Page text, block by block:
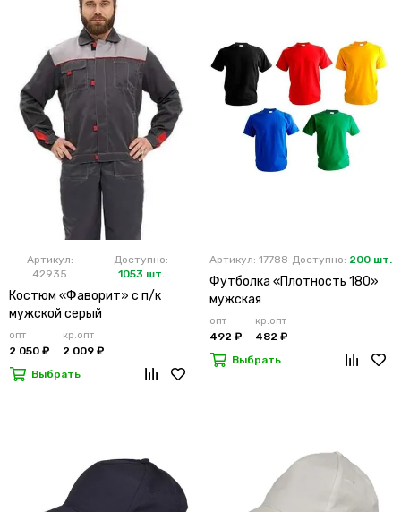
Артикул:
42935
Доступно:
1053 шт.
Костюм «Фаворит» с п/к
мужской серый
опт
2 050 ₽
кр.опт
2 009 ₽
Выбрать
Артикул: 17788 Доступно: 200 шт.
Футболка «Плотность 180»
мужская
опт
492 ₽
кр.опт
482 ₽
Выбрать